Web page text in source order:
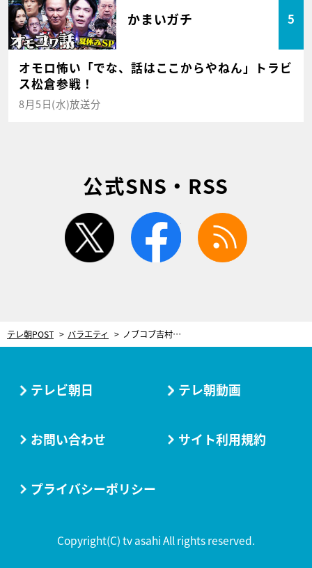
かまいガチ 5
オモロ怖い「でな、話はここからやねん」トラビ
ス松倉参戦！
8月5日(水)放送分
公式SNS・RSS
twitter facebook
テレ朝POST バラエティ ノブコブ吉村、「恥かかせやがって」と思わず悪態！“年に一度の賞レース”でまさかの評価
テレビ朝日 テレ朝動画
お問い合わせ サイト利用規約
プライバシーポリシー
Copyright(C) tv asahi All rights reserved.